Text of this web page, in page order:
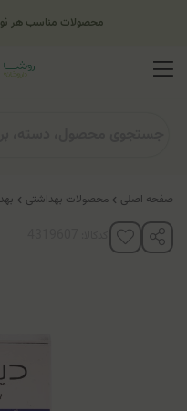
صفحه اصلی محصولات بهداشتی
محصولات مناسب هر